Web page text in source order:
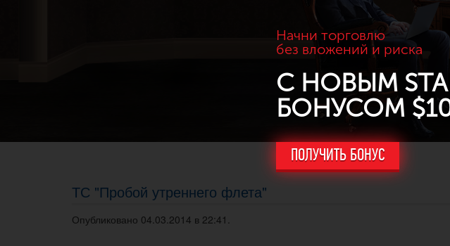
Начни торговлю
без вложений и риска
С НОВЫМ
БОНУСОМ
ПОЛУЧИТЬ БОНУС
ТС "Пробой утреннего флета"
Опубликовано 04.03.2014 в 22:41.